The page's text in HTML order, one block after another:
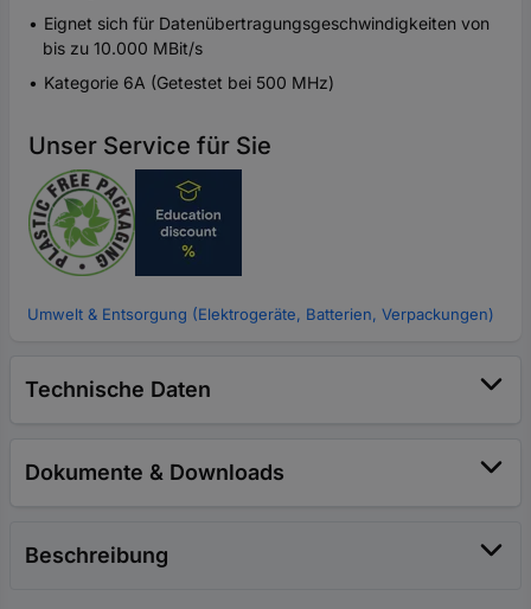
Eignet sich für Datenübertragungsgeschwindigkeiten von
bis zu 10.000 MBit/s
Kategorie 6A (Getestet bei 500 MHz)
Unser Service für Sie
Umwelt & Entsorgung (Elektrogeräte, Batterien, Verpackungen)
Technische Daten
Dokumente & Downloads
Beschreibung